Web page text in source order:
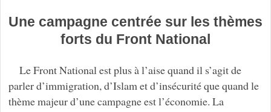
Une campagne centrée sur les thèmes
forts du Front National
Le Front National est plus à l’aise quand il s’agit de
parler d’immigration, d’Islam et d’insécurité que quand le
thème majeur d’une campagne est l’économie. La